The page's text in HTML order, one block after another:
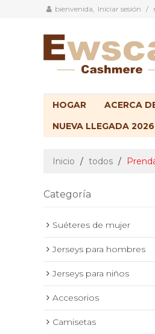
bienvenida, Iniciar sesión /
HOGAR ACERCA
NUEVA LLEGADA 2026
Inicio / todos /
Categoría
Suéteres de mujer
Jerseys para hombres
Jerseys para niños
Accesorios
Camisetas